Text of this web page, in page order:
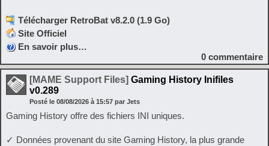
Télécharger RetroBat v8.2.0 (1.9 Go)
Site Officiel
En savoir plus…
0 commentaire
[MAME Support Files] Gaming History Inifiles
v0.289
Posté le 08/08/2026 à 15:57 par Jets
Gaming History offre des fichiers INI uniques.
✓ Données provenant du site Gaming History, la plus grande